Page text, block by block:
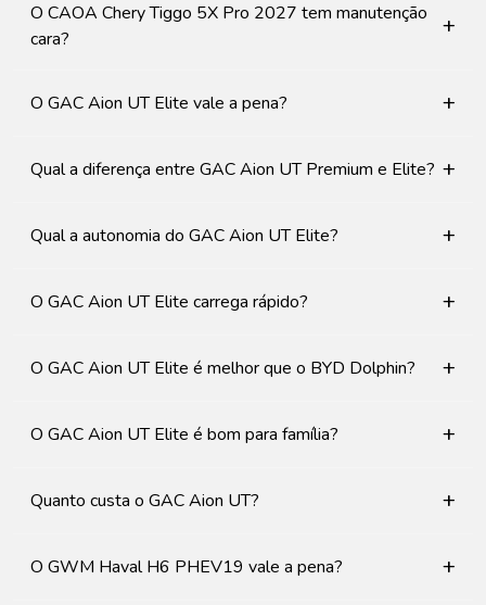
O CAOA Chery Tiggo 5X Pro 2027 tem manutenção
cara?
+
O GAC Aion UT Elite vale a pena? +
Qual a diferença entre GAC Aion UT Premium e Elite? +
Qual a autonomia do GAC Aion UT Elite? +
O GAC Aion UT Elite carrega rápido? +
O GAC Aion UT Elite é melhor que o BYD Dolphin? +
O GAC Aion UT Elite é bom para família? +
Quanto custa o GAC Aion UT? +
O GWM Haval H6 PHEV19 vale a pena? +